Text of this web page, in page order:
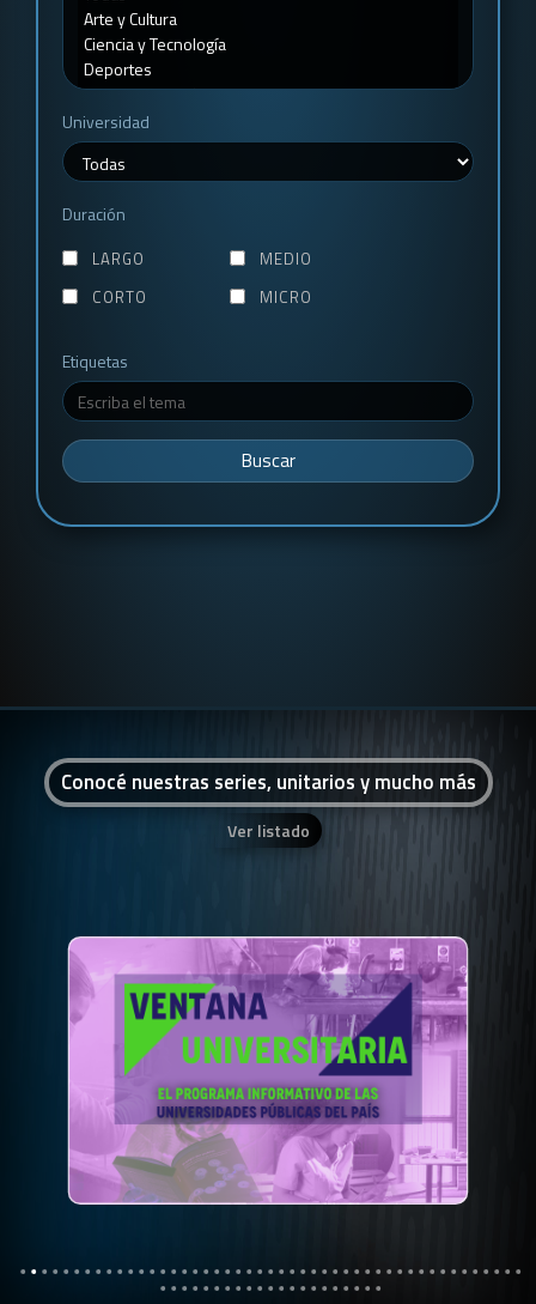
Universidad
Duración
LARGO
MEDIO
CORTO
MICRO
Etiquetas
Buscar
Conocé nuestras series, unitarios y mucho más
Ver listado